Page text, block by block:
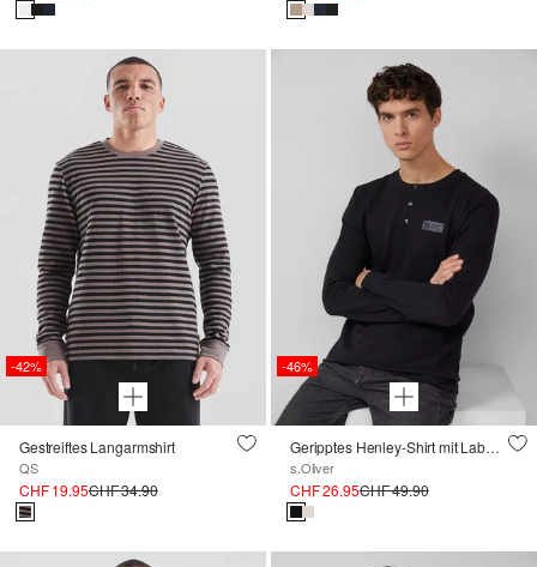
-42%
Gestreiftes Langarmshirt
QS
CHF 19.95CHF 34.90
-46%
Geripptes Henley-Shirt mit Label-Patch
s.Oliver
CHF 26.95CHF 49.90